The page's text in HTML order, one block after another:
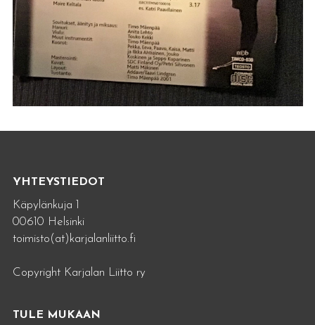
YHTEYSTIEDOT
Käpylänkuja 1
00610 Helsinki
toimisto(at)karjalanliitto.fi
Copyright Karjalan Liitto ry
TULE MUKAAN